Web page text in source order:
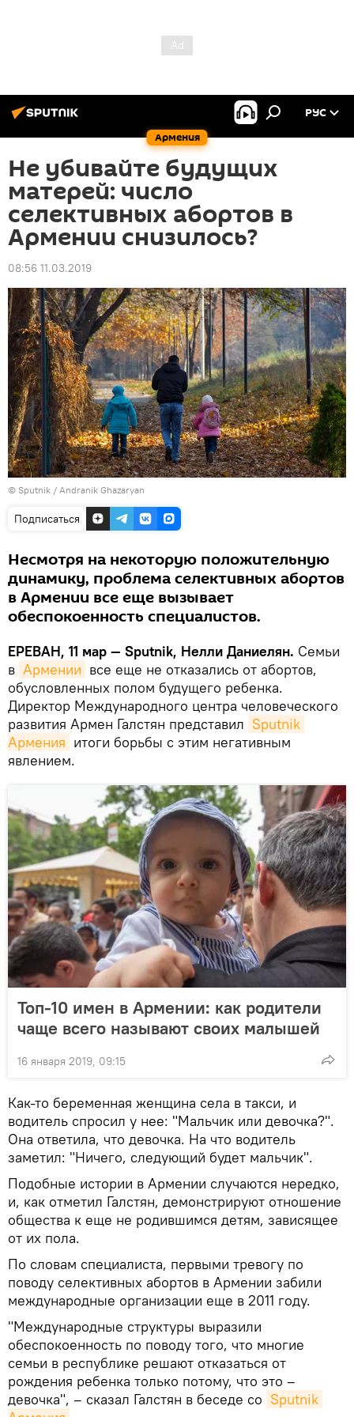
Армения
РУС
Не убивайте будущих
матерей: число
селективных абортов в
Армении снизилось?
08:56 11.03.2019
© Sputnik / Andranik Ghazaryan
Подписаться
Несмотря на некоторую положительную
динамику, проблема селективных абортов
в Армении все еще вызывает
обеспокоенность специалистов.
ЕРЕВАН, 11 мар — Sputnik, Нелли Даниелян. Семьи
в Армении все еще не отказались от абортов,
обусловленных полом будущего ребенка.
Директор Международного центра человеческого
развития Армен Галстян представил Sputnik
Армения итоги борьбы с этим негативным
явлением.
Топ-10 имен в Армении: как родители
чаще всего называют своих малышей
16 января 2019, 09:15
Как-то беременная женщина села в такси, и
водитель спросил у нее: "Мальчик или девочка?".
Она ответила, что девочка. На что водитель
заметил: "Ничего, следующий будет мальчик".
Подобные истории в Армении случаются нередко,
и, как отметил Галстян, демонстрируют отношение
общества к еще не родившимся детям, зависящее
от их пола.
По словам специалиста, первыми тревогу по
поводу селективных абортов в Армении забили
международные организации еще в 2011 году.
"Международные структуры выразили
обеспокоенность по поводу того, что многие
семьи в республике решают отказаться от
рождения ребенка только потому, что это –
девочка", – сказал Галстян в беседе со Sputnik